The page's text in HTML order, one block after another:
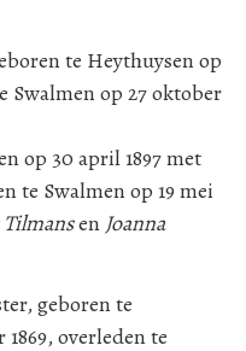
te Heythuysen op
Swalmen op 27 oktober
op 30 april 1897 met
te Swalmen op 19 mei
Tilmansen Joanna
geboren te
overleden te